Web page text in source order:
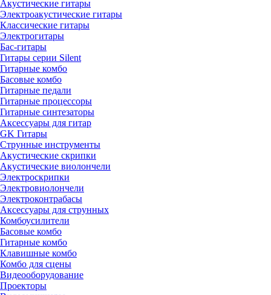
Акустические гитары
Электроакустические гитары
Классические гитары
Электрогитары
Бас-гитары
Гитары серии Silent
Гитарные комбо
Басовые комбо
Гитарные педали
Гитарные процессоры
Гитарные синтезаторы
Аксессуары для гитар
GK Гитары
Струнные инструменты
Акустические скрипки
Акустические виолончели
Электроскрипки
Электровиолончели
Электроконтрабасы
Аксессуары для струнных
Комбоусилители
Басовые комбо
Гитарные комбо
Клавишные комбо
Комбо для сцены
Видеооборудование
Проекторы